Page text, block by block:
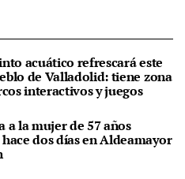
acuático refrescará este
de Valladolid: tiene zona
interactivos y juegos
a la mujer de 57 años
dos días en Aldeamayor